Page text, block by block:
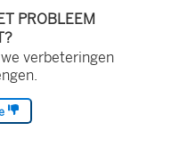
PROBLEEM
verbeteringen